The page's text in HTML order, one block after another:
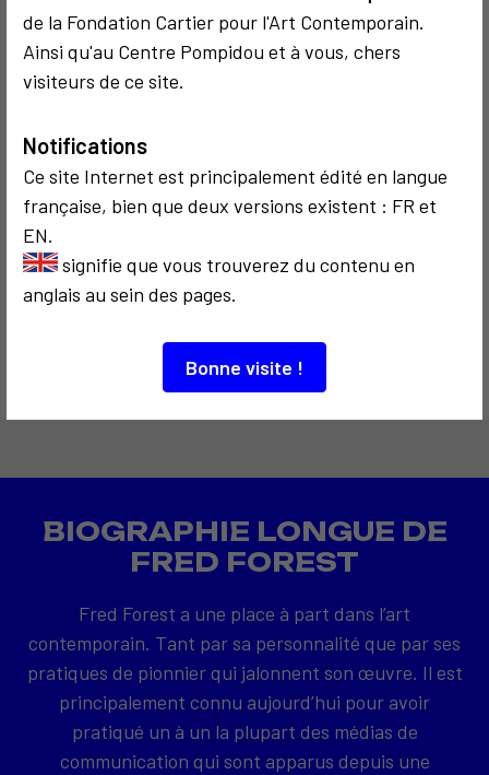
de la Fondation Cartier pour l'Art Contemporain.
Ainsi qu'au Centre Pompidou et à vous, chers
visiteurs de ce site.
Notifications
Ce site Internet est principalement édité en langue
française, bien que deux versions existent : FR et
EN.
signifie que vous trouverez du contenu en
anglais au sein des pages.
Bonne visite !
Restany dîne à
La Coupole
Flux et Reflux
COMMUNICATION
2011
Flux et Reflux
Cuchifritos
BIOGRAPHIE LONGUE DE
FRED FOREST
Fred Forest a une place à part dans l’art
contemporain. Tant par sa personnalité que par ses
pratiques de pionnier qui jalonnent son œuvre. Il est
principalement connu aujourd’hui pour avoir
pratiqué un à un la plupart des médias de
communication qui sont apparus depuis une